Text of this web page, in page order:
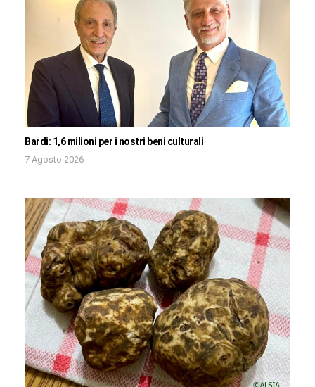
Bardi: 1,6 milioni per i nostri beni culturali
7 Agosto 2026